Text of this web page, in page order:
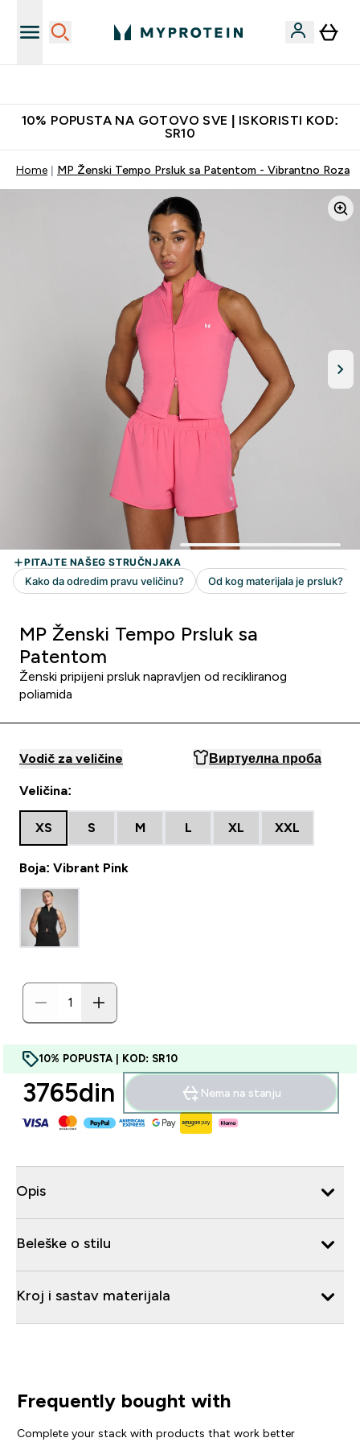
10% POPUSTA NA GOTOVO SVE | ISKORISTI KOD:
SR10
Home MP Ženski Tempo Prsluk sa Patentom - Vibrantno Roza
MP Ženski Tempo Prsluk sa
Patentom
Ženski pripijeni prsluk napravljen od recikliranog
poliamida
Vodič za veličine Виртуелна проба
Veličina:
XS S M L XL XXL
Boja: Vibrant Pink
10% POPUSTA | KOD: SR10
3765din‎ Nema na stanju
Opis
Beleške o stilu
Kroj i sastav materijala
Frequently bought with
Complete your stack with products that work better